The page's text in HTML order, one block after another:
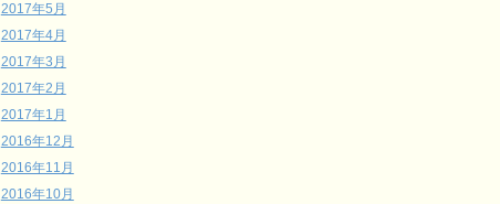
2017年5月
2017年4月
2017年3月
2017年2月
2017年1月
2016年12月
2016年11月
2016年10月